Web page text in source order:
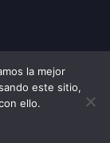
la mejor
este sitio,
ello.